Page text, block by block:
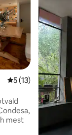
5 av 5 i
5 (13)
mest